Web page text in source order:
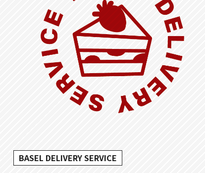
BASEL DELIVERY SERVICE